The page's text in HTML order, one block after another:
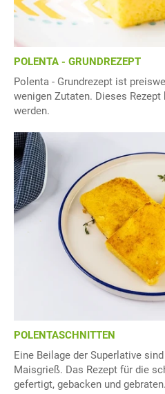
POLENTA - GRUNDREZEPT
Polenta - Grundrezept ist
wenigen Zutaten. Dieses
werden.
POLENTASCHNITTEN
Eine Beilage der Superlative
Maisgrieß. Das Rezept für die
gefertigt, gebacken und gebraten.